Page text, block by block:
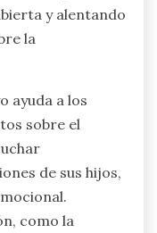
y alentando
la
ayuda a los
sobre el
de sus hijos,
como la